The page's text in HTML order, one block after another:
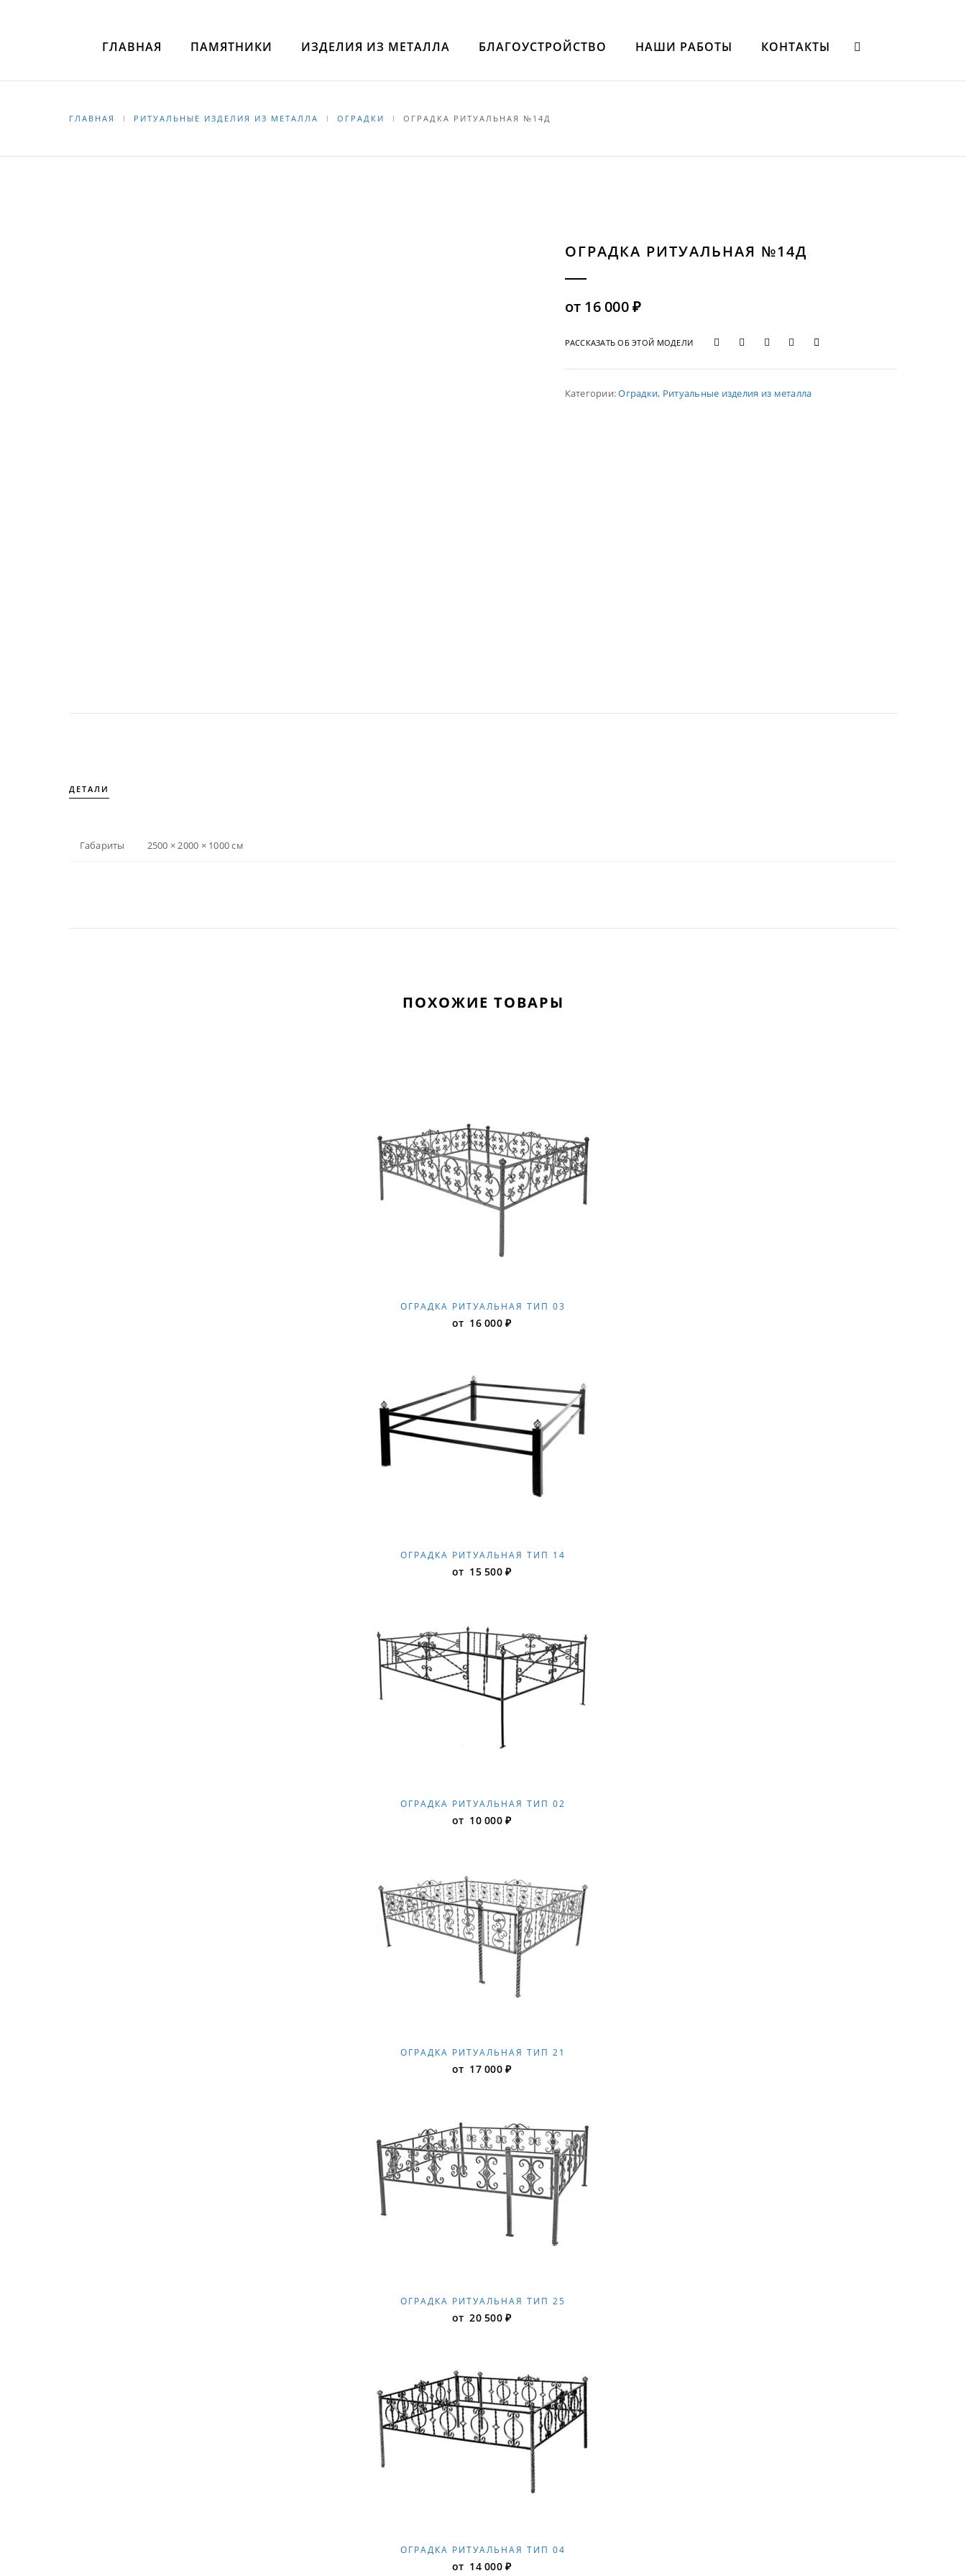
ГЛАВНАЯ ПАМЯТНИКИ ИЗДЕЛИЯ ИЗ МЕТАЛЛА БЛАГОУСТРОЙСТВО НАШИ РАБОТЫ КОНТАКТЫ
ГЛАВНАЯ РИТУАЛЬНЫЕ ИЗДЕЛИЯ ИЗ МЕТАЛЛА ОГРАДКИ ОГРАДКА РИТУАЛЬНАЯ №14Д
ОГРАДКА РИТУАЛЬНАЯ №14Д
от 16 000₽
РАССКАЗАТЬ ОБ ЭТОЙ МОДЕЛИ
Категории:Оградки, Ритуальные изделия из металла
ДЕТАЛИ
Габариты 2500 × 2000 × 1000 см
ПОХОЖИЕ ТОВАРЫ
ОГРАДКА РИТУАЛЬНАЯ ТИП 03
от 16 000₽
ОГРАДКА РИТУАЛЬНАЯ ТИП 14
от 15 500₽
ОГРАДКА РИТУАЛЬНАЯ ТИП 02
от 10 000₽
ОГРАДКА РИТУАЛЬНАЯ ТИП 21
от 17 000₽
ОГРАДКА РИТУАЛЬНАЯ ТИП 25
от 20 500₽
ОГРАДКА РИТУАЛЬНАЯ ТИП 04
от 14 000₽